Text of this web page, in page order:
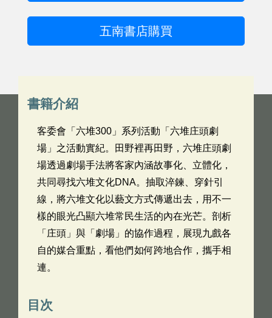
五南書店購買
書籍介紹
客委會「六堆300」系列活動「六堆庄頭劇
場」之活動實紀。田野裡再田野，六堆庄頭劇
場透過劇場手法將客家內涵故事化、立體化，
共同尋找六堆文化DNA。抽取淬鍊、穿針引
線，將六堆文化以藝文方式傳遞出去，用不一
樣的眼光凸顯六堆常民生活的內在光芒。剖析
「庄頭」與「劇場」的協作過程，展現九戲各
自的媒合重點，看他們如何跨地合作，攜手相
連。
目次